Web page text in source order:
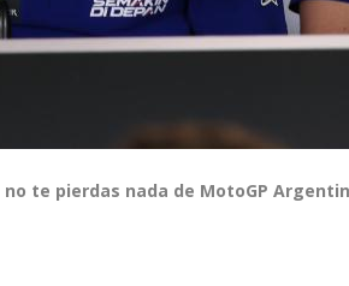
no te pierdas nada de MotoGP